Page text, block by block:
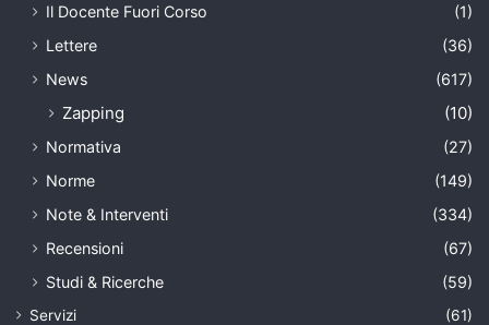
Il Docente Fuori Corso
(1)
Lettere
(36)
News
(617)
Zapping (10)
Normativa
(27)
Norme
(149)
Note & Interventi
(334)
Recensioni
(67)
Studi & Ricerche
(59)
Servizi (61)